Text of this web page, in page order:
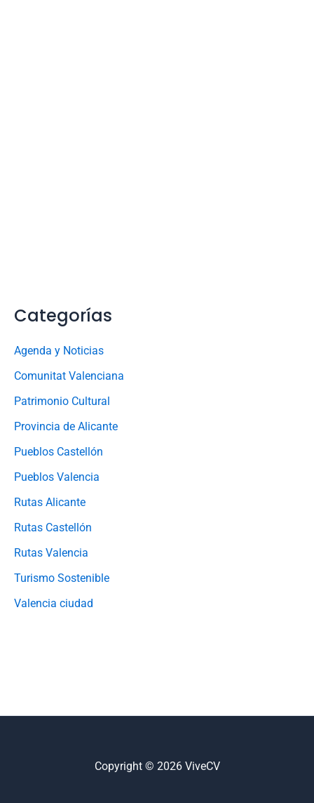
Categorías
Agenda y Noticias
Comunitat Valenciana
Patrimonio Cultural
Provincia de Alicante
Pueblos Castellón
Pueblos Valencia
Rutas Alicante
Rutas Castellón
Rutas Valencia
Turismo Sostenible
Valencia ciudad
Copyright © 2026 ViveCV